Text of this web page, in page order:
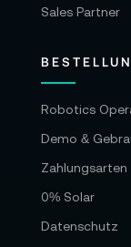
Sales Partner
Robotics
Demo &
Zahlungsarten
0% Solar
Datenschutz